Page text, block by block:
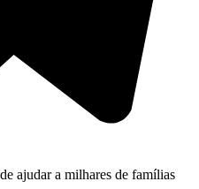
ajudar a milhares de famílias